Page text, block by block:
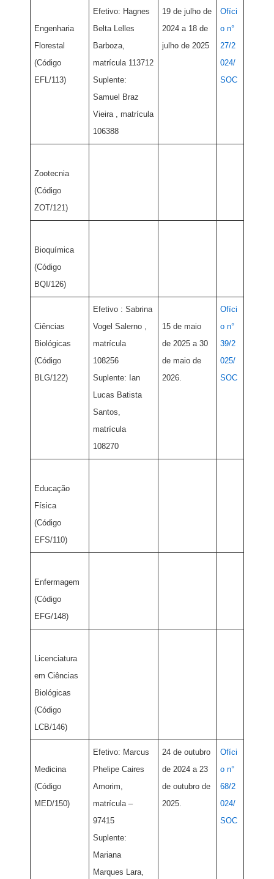
Engenharia
Florestal
(Código
EFL/113)
Efetivo: Hagnes
Belta Lelles
Barboza,
matrícula 113712
Suplente:
Samuel Braz
Vieira , matrícula
106388
19 de julho de
2024 a 18 de
julho de 2025
Ofíci
o n°
27/2
024/
SOC
Zootecnia
(Código
ZOT/121)
Bioquímica
(Código
BQI/126)
Ciências
Biológicas
(Código
BLG/122)
Efetivo : Sabrina
Vogel Salerno ,
matrícula
108256
Suplente: Ian
Lucas Batista
Santos,
matrícula
108270
15 de maio
de 2025 a 30
de maio de
2026.
Ofíci
o n°
39/2
025/
SOC
Educação
Física
(Código
EFS/110)
Enfermagem
(Código
EFG/148)
Licenciatura
em Ciências
Biológicas
(Código
LCB/146)
Medicina
(Código
MED/150)
Efetivo: Marcus
Phelipe Caires
Amorim,
matrícula –
97415
Suplente:
Mariana
Marques Lara,
24 de outubro
de 2024 a 23
de outubro de
2025.
Ofíci
o n°
68/2
024/
SOC